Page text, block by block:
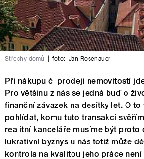
Střechy domů foto: Jan Rosenauer
Při nákupu či prodeji nemovitostí
Pro většinu z nás se jedná buď o
finanční závazek na desítky let. O to
pohlídat, komu tuto transakci
realitní kanceláře musíme být proto
lukrativní byznys u nás totiž může
kontrola na kvalitou jeho práce není